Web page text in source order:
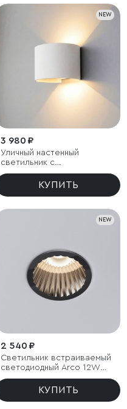
NEW
3 980 ₽
Уличный настенный
светильник с
регулируемыми лучами
BLADE 3000K белый
КУПИТЬ
NEW
2 540 ₽
Светильник встраиваемый
светодиодный Arco 12W
3000K черный жемчуг IP44
КУПИТЬ